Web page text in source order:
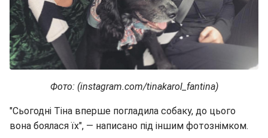
Фото: (instagram.com/tinakarol_fantina)
"Сьогодні Тіна вперше погладила собаку, до цього
вона боялася їх", — написано під іншим фотознімком.